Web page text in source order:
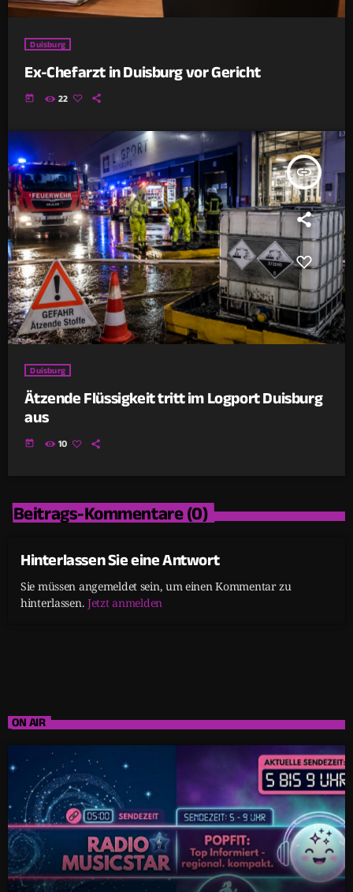
Duisburg
Ex-Chefarzt in Duisburg vor Gericht
today 22
insert_link
Duisburg
Ätzende Flüssigkeit tritt im Logport Duisburg
aus
today 10
Beitrags-Kommentare (0)
Hinterlassen Sie eine Antwort
Sie müssen angemeldet sein, um einen Kommentar zu
hinterlassen. Jetzt anmelden
ON AIR